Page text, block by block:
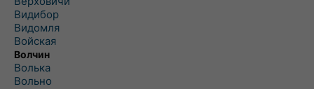
Видибор
Видомля
Войская
Волчин
Волька
Вольно